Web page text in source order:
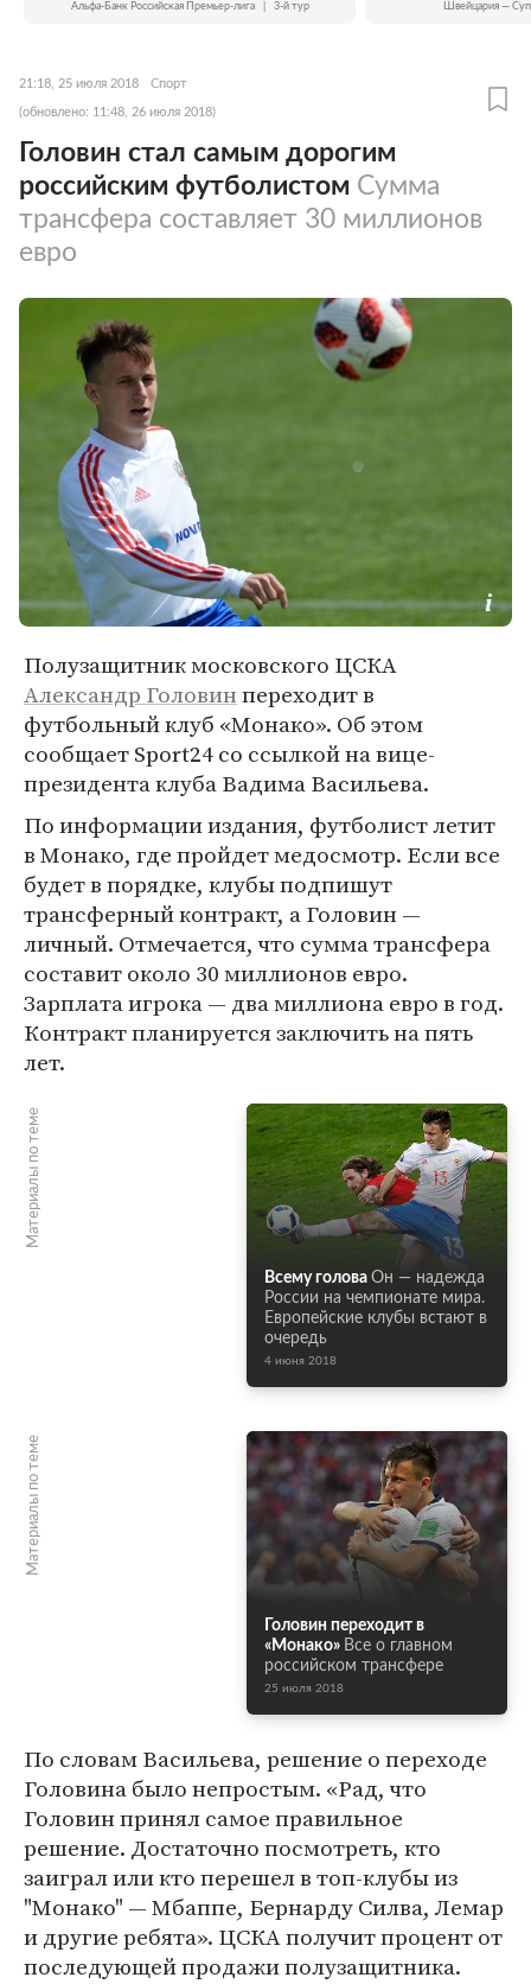
Альфа-Банк Российская Премьер-лига 3-й тур Швейцария —
21:18, 25 июля 2018 Спорт
(обновлено: 11:48, 26 июля 2018)
Головин стал самым дорогим
российским футболистом Сумма
трансфера составляет 30 миллионов
евро
Полузащитник московского ЦСКА
Александр Головинпереходит в
футбольный клуб «Монако». Об этом
сообщает Sport24 со ссылкой на вице-
президента клуба Вадима Васильева.
По информации издания, футболист летит
в Монако, где пройдет медосмотр. Если все
будет в порядке, клубы подпишут
трансферный контракт, а Головин —
личный. Отмечается, что сумма трансфера
составит около 30 миллионов евро.
Зарплата игрока — два миллиона евро в год.
Контракт планируется заключить на пять
лет.
Материалы по теме
Всему голова Он — надежда
России на чемпионате мира.
Европейские клубы встают в
очередь
4 июня 2018
Материалы по теме
Головин переходит в
«Монако» Все о главном
российском трансфере
25 июля 2018
По словам Васильева, решение о переходе
Головина было непростым. «Рад, что
Головин принял самое правильное
решение. Достаточно посмотреть, кто
заиграл или кто перешел в топ-клубы из
"Монако" — Мбаппе, Бернарду Силва, Лемар
и другие ребята». ЦСКА получит процент от
последующей продажи полузащитника.